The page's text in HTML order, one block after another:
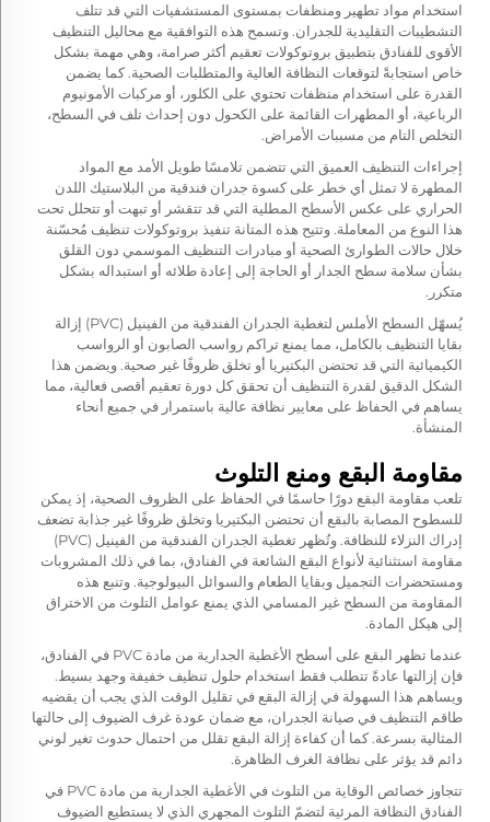
استخدام مواد تطهير ومنظفات بمستوى المستشفيات التي قد تتلف
التشطيبات التقليدية للجدران. وتسمح هذه التوافقية مع محاليل التنظيف
الأقوى للفنادق بتطبيق بروتوكولات تعقيم أكثر صرامة، وهي مهمة بشكل
خاص استجابةً لتوقعات النظافة العالية والمتطلبات الصحية. كما يضمن
القدرة على استخدام منظفات تحتوي على الكلور، أو مركبات الأمونيوم
الرباعية، أو المطهرات القائمة على الكحول دون إحداث تلف في السطح،
التخلص التام من مسببات الأمراض.
إجراءات التنظيف العميق التي تتضمن تلامسًا طويل الأمد مع المواد
المطهرة لا تمثل أي خطر علىكسوة جدران فندقية من البلاستيك اللدن
الحراري على عكس الأسطح المطلية التي قد تتقشر أو تبهت أو تتحلل تحت
هذا النوع من المعاملة. وتتيح هذه المتانة تنفيذ بروتوكولات تنظيف مُحسّنة
خلال حالات الطوارئ الصحية أو مبادرات التنظيف الموسمي دون القلق
بشأن سلامة سطح الجدار أو الحاجة إلى إعادة طلائه أو استبداله بشكل
متكرر.
يُسهّل السطح الأملس لتغطية الجدران الفندقية من الفينيل (PVC) إزالة
بقايا التنظيف بالكامل، مما يمنع تراكم رواسب الصابون أو الرواسب
الكيميائية التي قد تحتضن البكتيريا أو تخلق ظروفًا غير صحية. ويضمن هذا
الشكل الدقيق لقدرة التنظيف أن تحقق كل دورة تعقيم أقصى فعالية، مما
يساهم في الحفاظ على معايير نظافة عالية باستمرار في جميع أنحاء
المنشأة.
مقاومة البقع ومنع التلوث
تلعب مقاومة البقع دورًا حاسمًا في الحفاظ على الظروف الصحية، إذ يمكن
للسطوح المصابة بالبقع أن تحتضن البكتيريا وتخلق ظروفًا غير جذابة تضعف
إدراك النزلاء للنظافة. وتُظهر تغطية الجدران الفندقية من الفينيل (PVC)
مقاومة استثنائية لأنواع البقع الشائعة في الفنادق، بما في ذلك المشروبات
ومستحضرات التجميل وبقايا الطعام والسوائل البيولوجية. وتنبع هذه
المقاومة من السطح غير المسامي الذي يمنع عوامل التلوث من الاختراق
إلى هيكل المادة.
عندما تظهر البقع على أسطح الأغطية الجدارية من مادة PVC في الفنادق،
فإن إزالتها عادةً تتطلب فقط استخدام حلول تنظيف خفيفة وجهد بسيط.
ويساهم هذا السهولة في إزالة البقع في تقليل الوقت الذي يجب أن يقضيه
طاقم التنظيف في صيانة الجدران، مع ضمان عودة غرف الضيوف إلى حالتها
المثالية بسرعة. كما أن كفاءة إزالة البقع تقلل من احتمال حدوث تغير لوني
دائم قد يؤثر على نظافة الغرف الظاهرة.
تتجاوز خصائص الوقاية من التلوث في الأغطية الجدارية من مادة PVC في
الفنادق النظافة المرئية لتضمّ التلوث المجهري الذي لا يستطيع الضيوف